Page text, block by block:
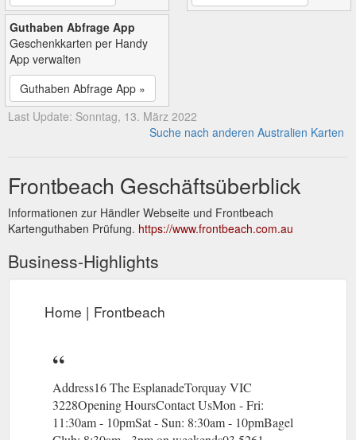
Guthaben Abfrage App
Geschenkkarten per Handy
App verwalten
Guthaben Abfrage App »
Last Update: Sonntag, 13. März 2022
Suche nach anderen Australien Karten
Frontbeach Geschäftsüberblick
Informationen zur Händler Webseite und Frontbeach
Kartenguthaben Prüfung. https://www.frontbeach.com.au
Business-Highlights
Home | Frontbeach
Address16 The EsplanadeTorquay VIC
3228Opening HoursContact UsMon - Fri:
11:30am - 10pm​​Sat - Sun: 8:30am - 10pm​Bagel